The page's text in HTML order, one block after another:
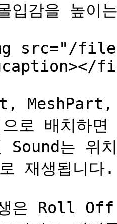
입감을 높이
src="/files/
MeshPart,
으로 배치하
Sound는 위
재생됩니다.
생은 Roll